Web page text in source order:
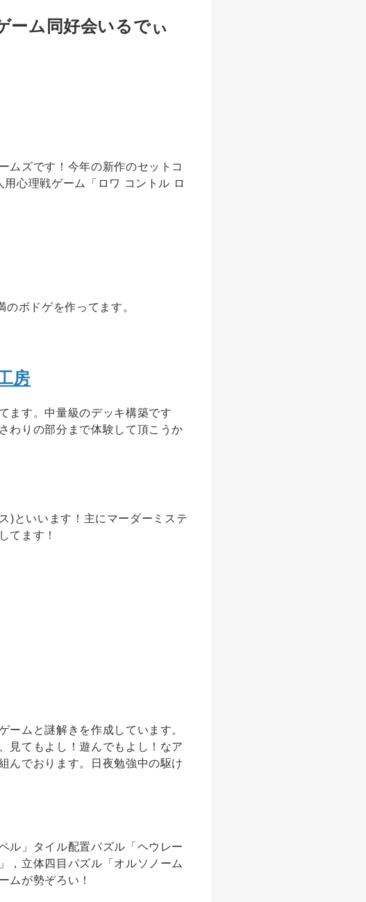
ーム同好会いるでぃ
ムズです！今年の新作のセットコ
心理戦ゲーム「ロワ コントル ロ
ボドゲを作ってます。
房
ます。中量級のデッキ構築です
わりの部分まで体験して頂こうか
)といいます！主にマーダーミステ
てます！
ームと謎解きを作成しています。
見てもよし！遊んでもよし！なア
んでおります。日夜勉強中の駆け
ル」タイル配置パズル「ヘウレー
，立体四目パズル「オルソノーム
ムが勢ぞろい！